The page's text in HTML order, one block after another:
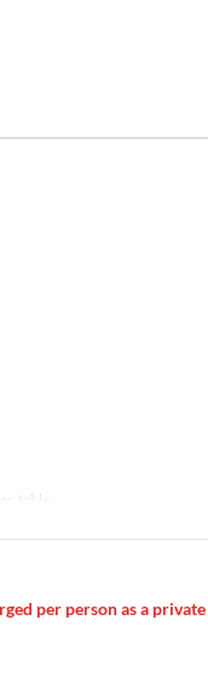
table
per person as a private